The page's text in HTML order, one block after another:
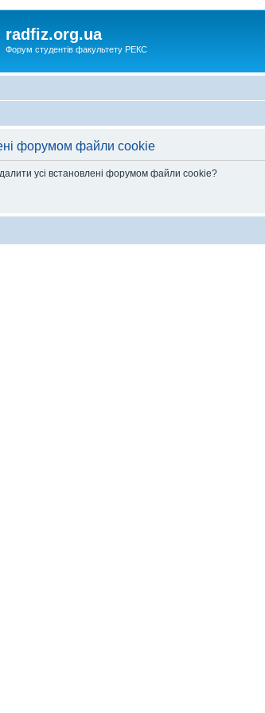
radfiz.org.ua
Форум студентів факультету РЕКС
форумом файли cookie
усі встановлені форумом файли cookie?